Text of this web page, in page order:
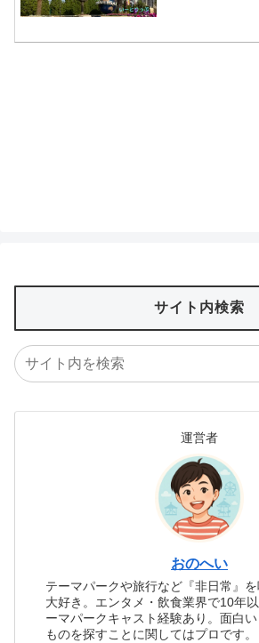
サイト内検索
運営者
おのへい
テーマパークや旅行など『非日常』
大好き。エンタメ・飲食業界で10年
ーマパークキャスト経験あり。面白
ものを探すことに関してはプロです。